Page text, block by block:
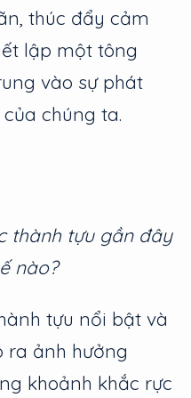
thúc đẩy cảm
lập một tông
vào sự phát
chúng ta.
thành tựu gần đây
nào?
tựu nổi bật và
ra ảnh hưởng
khoảnh khắc rực